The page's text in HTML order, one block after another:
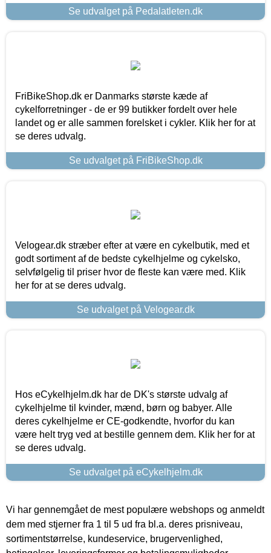
Se udvalget på Pedalatleten.dk
FriBikeShop.dk er Danmarks største kæde af
cykelforretninger - de er 99 butikker fordelt over hele
landet og er alle sammen forelsket i cykler. Klik her for at
se deres udvalg.
Se udvalget på FriBikeShop.dk
Velogear.dk stræber efter at være en cykelbutik, med et
godt sortiment af de bedste cykelhjelme og cykelsko,
selvfølgelig til priser hvor de fleste kan være med. Klik
her for at se deres udvalg.
Se udvalget på Velogear.dk
Hos eCykelhjelm.dk har de DK's største udvalg af
cykelhjelme til kvinder, mænd, børn og babyer. Alle
deres cykelhjelme er CE-godkendte, hvorfor du kan
være helt tryg ved at bestille gennem dem. Klik her for at
se deres udvalg.
Se udvalget på eCykelhjelm.dk
Vi har gennemgået de mest populære webshops og anmeldt
dem med stjerner fra 1 til 5 ud fra bl.a. deres prisniveau,
sortimentstørrelse, kundeservice, brugervenlighed,